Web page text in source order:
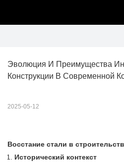
Эволюция И Преимущества
Конструкции В Современной
2025-05-12
Восстание стали в
Исторический контекст